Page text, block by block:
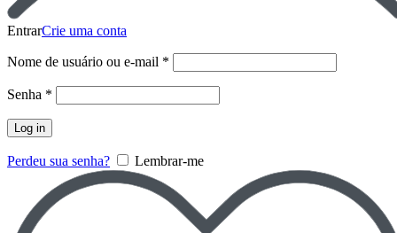
EntrarCrie uma conta
Nome de usuário ou e-mail *
Senha *
Log in
Perdeu sua senha? Lembrar-me